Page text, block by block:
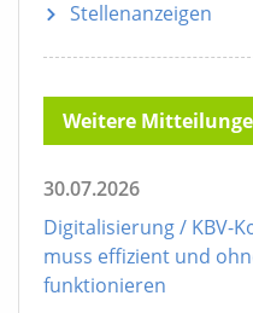
Stellenanzeigen
Weitere
30.07.2026
Digitalisierung / KBV-
muss effizient und
funktionieren